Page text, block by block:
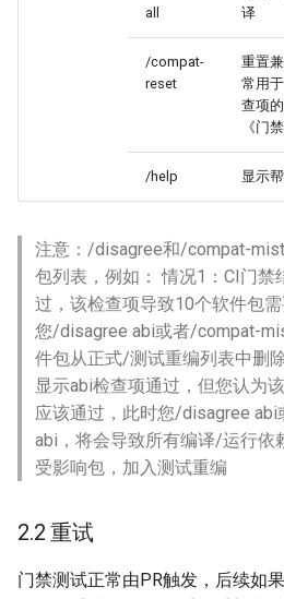
all
译
/compat-
reset
重置
常用
查项
《门
/help 显示
注意：/disagree和/compat-
包列表，例如： 情况1：CI门禁
过，该检查项导致10个软件包
您/disagree abi或者/compat-
件包从正式/测试重编列表中删
显示abi检查项通过，但您认为
应该通过，此时您/disagree
abi，将会导致所有编译/运行依
受影响包，加入测试重编
2.2 重试
门禁测试正常由PR触发，后续如